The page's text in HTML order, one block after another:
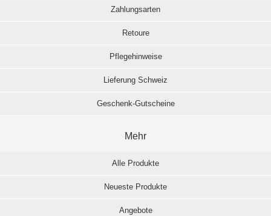
Zahlungsarten
Retoure
Pflegehinweise
Lieferung Schweiz
Geschenk-Gutscheine
Mehr
Alle Produkte
Neueste Produkte
Angebote